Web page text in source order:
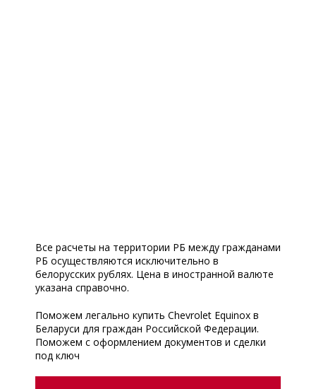
Все расчеты на территории РБ между гражданами
РБ осуществляются исключительно в
белорусских рублях. Цена в иностранной валюте
указана справочно.
Поможем легально купить Chevrolet Equinox в
Беларуси для граждан Российской Федерации.
Поможем с оформлением документов и сделки
под ключ